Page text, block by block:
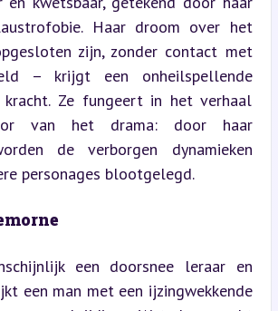
Haar droom over het
zijn, zonder contact met
– krijgt een onheilspellende
kracht. Ze fungeert in het verhaal
van het drama: door haar
de verborgen dynamieken
personages blootgelegd.
een doorsnee leraar en
een man met een ijzingwekkende